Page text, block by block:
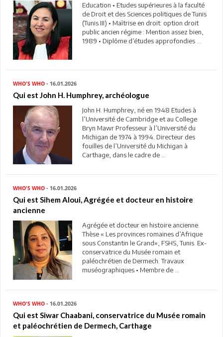
Education •​ Etudes supérieures à la faculté
de Droit et des Sciences politiques de Tunis
(Tunis III) • Maîtrise en droit: option droit
public ancien régime : Mention assez bien,
1989 • Diplôme d’études approfondies ...
WHO'S WHO - 16.01.2026
Qui est John H. Humphrey, archéologue
John H. Humphrey, né en 1948 Etudes à
l’Université de Cambridge et au College
Bryn Mawr Professeur à l’Université du
Michigan de 1974 à 1994. Directeur des
fouilles de l’Université du Michigan à
Carthage, dans le cadre de ...
WHO'S WHO - 16.01.2026
Qui est Sihem Aloui, Agrégée et docteur en histoire
ancienne
Agrégée et docteur en histoire ancienne.
Thèse « Les provinces romaines d’Afrique
sous Constantin le Grand», FSHS, Tunis. Ex-
conservatrice du Musée romain et
paléochrétien de Dermech. Travaux
muséographiques • Membre de ...
WHO'S WHO - 16.01.2026
Qui est Siwar Chaabani, conservatrice du Musée romain
et paléochrétien de Dermech, Carthage